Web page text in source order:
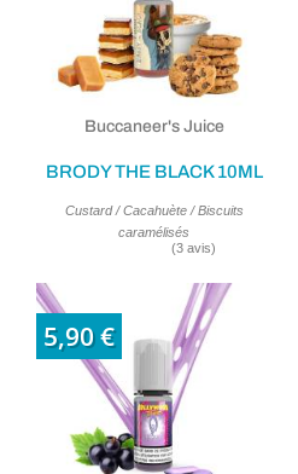
Buccaneer's Juice
BRODY THE BLACK 10ML
Custard / Cacahuète / Biscuits
caramélisés
5,90 €